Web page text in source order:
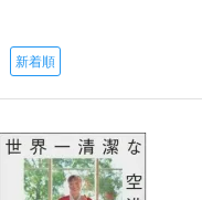
新着順